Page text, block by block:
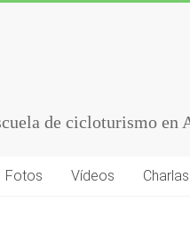
de cicloturismo en
Fotos Vídeos Charlas